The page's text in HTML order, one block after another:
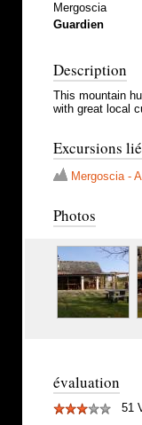
Mergoscia
Guardien
Description
This mountain
with great local
Excursions
Mergoscia -
Photos
évaluation
51